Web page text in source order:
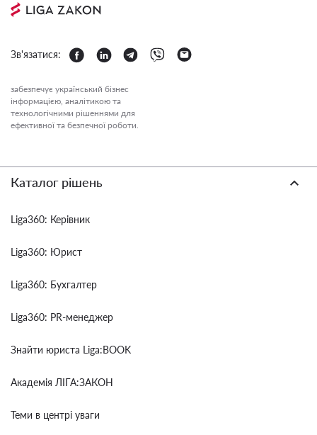
Зв'язатися:
забезпечує український бізнес
інформацією, аналітикою та
технологічними рішеннями для
ефективної та безпечної роботи.
Каталог рішень
Liga360: Керівник
Liga360: Юрист
Liga360: Бухгалтер
Liga360: PR-менеджер
Знайти юриста Liga:BOOK
Академія ЛІГА:ЗАКОН
Теми в центрі уваги